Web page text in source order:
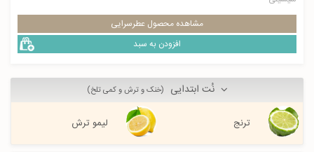
مشاهده محصول عطرسرایی
افزودن به سبد
نُت ابتدایی (خنک و ترش و کمی تلخ)
ترنج لیمو ترش